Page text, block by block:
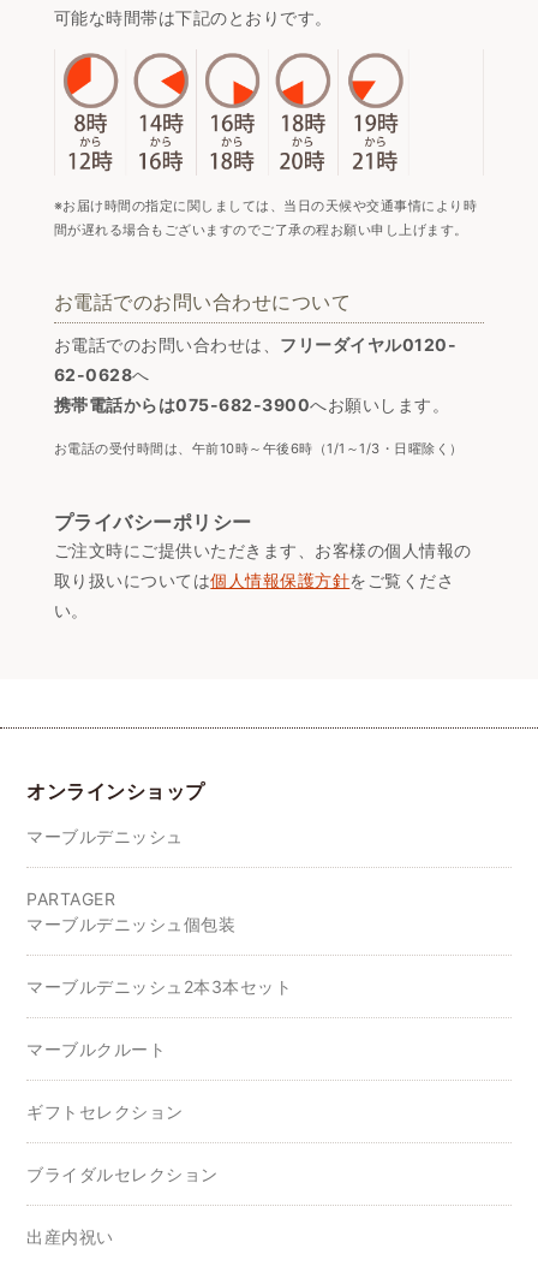
可能な時間帯は下記のとおりです。
※お届け時間の指定に関しましては、当日の天候や交通事情により時
間が遅れる場合もございますのでご了承の程お願い申し上げます。
お電話でのお問い合わせについて
お電話でのお問い合わせは、 フリーダイヤル0120-
62-0628へ
携帯電話からは075-682-3900へお願いします。
お電話の受付時間は、午前10時～午後6時（1/1～1/3・日曜除く）
プライバシーポリシー
ご注文時にご提供いただきます、お客様の個人情報の
取り扱いについては個人情報保護方針をご覧くださ
い。
オンラインショップ
マーブルデニッシュ
PARTAGER
マーブルデニッシュ個包装
マーブルデニッシュ2本3本セット
マーブルクルート
ギフトセレクション
ブライダルセレクション
出産内祝い